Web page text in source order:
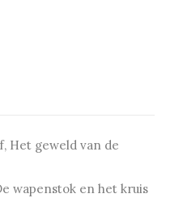
Het geweld van de
wapenstok en het kruis